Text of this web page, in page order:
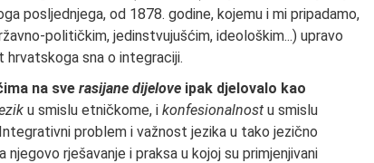
posljednje­ga, od 1878. godine, kojemu i mi pripadamo,
političkim, jedinstvujušćim, ide­ološkim...) upravo
hrvatskoga sna o integraciji.
na sve rasijane dijelove ipak djelovalo kao
u smislu etničkome, i konfesionalnost u smislu
problem i važnost jezika u tako jezično
rješavanje i praksa u kojoj su primje­njivani